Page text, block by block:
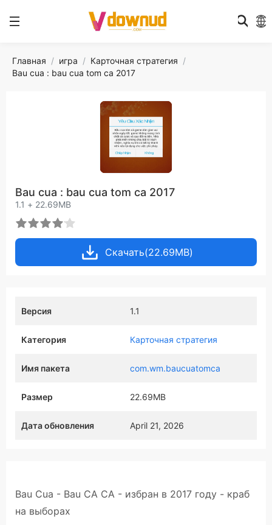
Главная игра
Карточная стратегия
Bau cua : bau cua tom ca 2017
Bau cua : bau cua tom ca 2017
1.1 + 22.69MB
Скачать(22.69MB)
Версия 1.1
Категория Карточная стратегия
Имя пакета com.wm.baucuatomca
Размер 22.69MB
Дата обновления April 21, 2026
Bau Cua - Bau CA CA - избран в 2017 году - краб
на выборах